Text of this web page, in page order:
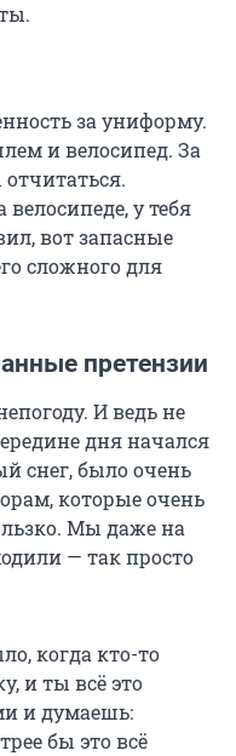
за униформу.
и велосипед. За
у тебя
вот запасные
сложного для
претензии
И ведь не
дня начался
снег, было очень
которые очень
Мы даже на
— так просто
когда кто-то
и ты всё это
и думаешь:
бы это всё